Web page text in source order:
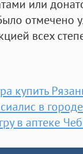
или
отмечено
всех
купить
в
в аптеке